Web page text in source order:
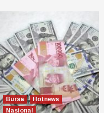
Bursa
Hotnews
Nasional